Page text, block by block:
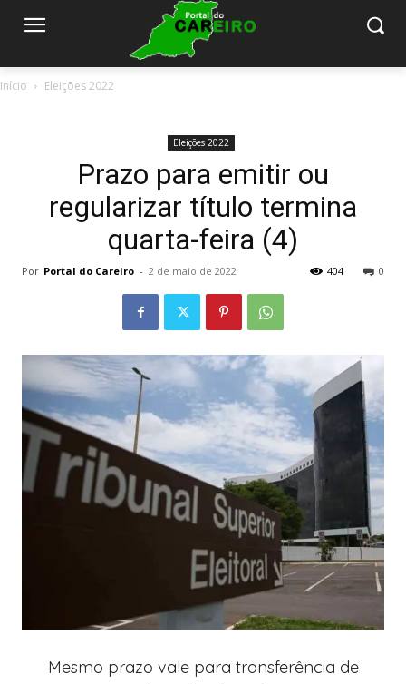
Início Eleições 2022
Eleições 2022
Prazo para emitir ou
regularizar título termina
quarta-feira (4)
Por Portal do Careiro - 2 de maio de 2022 0
404
Mesmo prazo vale para transferência de